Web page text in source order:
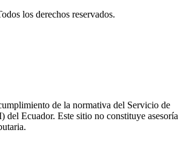
los derechos reservados.
de la normativa del Servicio de
del Ecuador. Este sitio no constituye asesoría